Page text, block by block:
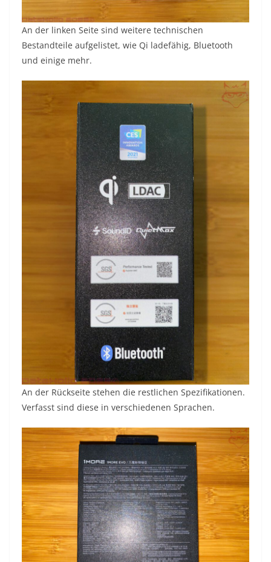
An der linken Seite sind weitere technischen
Bestandteile aufgelistet, wie Qi ladefähig, Bluetooth
und einige mehr.
An der Rückseite stehen die restlichen Spezifikationen.
Verfasst sind diese in verschiedenen Sprachen.